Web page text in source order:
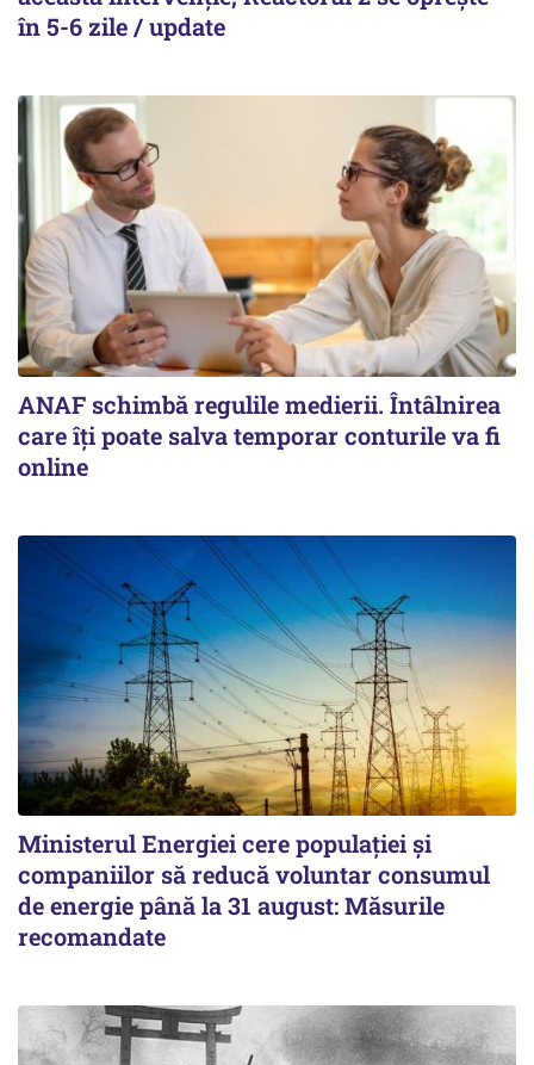
în 5-6 zile / update
ANAF schimbă regulile medierii. Întâlnirea
care îți poate salva temporar conturile va fi
online
Ministerul Energiei cere populației și
companiilor să reducă voluntar consumul
de energie până la 31 august: Măsurile
recomandate